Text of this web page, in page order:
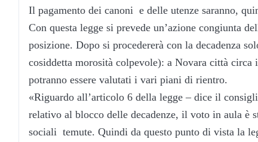
Il pagamento dei canoni e delle utenze saranno,
Con questa legge si prevede un’azione congiunta
posizione. Dopo si procedererà con la decadenza
cosiddetta morosità colpevole): a Novara città
potranno essere valutati i vari piani di rientro.
«Riguardo all’articolo 6 della legge – dice il
relativo al blocco delle decadenze, il voto in aula è
sociali temute. Quindi da questo punto di vista la